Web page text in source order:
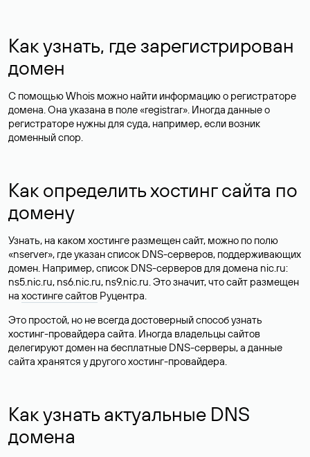
Как узнать, где зарегистрирован
домен
С помощью Whois можно найти информацию о регистраторе
домена. Она указана в поле «registrar». Иногда данные о
регистраторе нужны для суда, например, если возник
доменный спор.
Как определить хостинг сайта по
домену
Узнать, на каком хостинге размещен сайт, можно по полю
«nserver», где указан список DNS-серверов, поддерживающих
домен. Например, список DNS-серверов для домена nic.ru:
ns5.nic.ru, ns6.nic.ru, ns9.nic.ru. Это значит, что сайт размещен
на хостинге сайтов Руцентра.
Это простой, но не всегда достоверный способ узнать
хостинг-провайдера сайта. Иногда владельцы сайтов
делегируют домен на бесплатные DNS-серверы, а данные
сайта хранятся у другого хостинг-провайдера.
Как узнать актуальные DNS
домена